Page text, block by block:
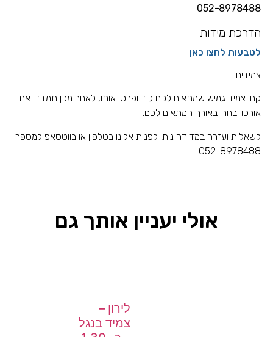
052-8978488
הדרכת מידות
לטבעות לחצו כאן
צמידים:
קחו צמיד גמיש שמתאים לכם ליד ופרסו אותו, לאחר מכן תמדדו את
אורכו ובחרו באורך המתאים לכם.
לשאלות ועזרה במדידה ניתן לפנות אלינו בטלפון או בווטסאפ למספר
052-8978488
אולי יעניין אותך גם
לירון –
צמיד בנגל